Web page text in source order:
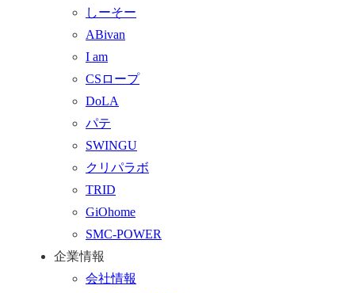
しーそー
ABivan
I am
CSロープ
DoLA
パテ
SWINGU
クリパラボ
TRID
GiOhome
SMC-POWER
企業情報
会社情報